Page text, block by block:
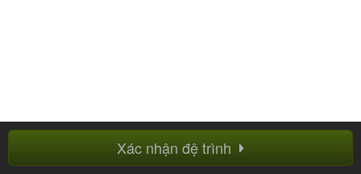
Xác nhận đệ trình